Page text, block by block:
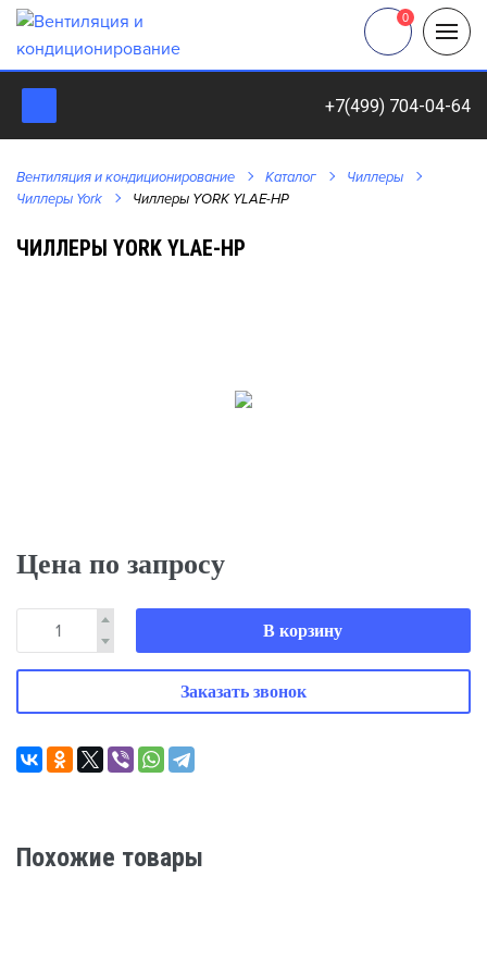
+7(499) 704-04-64
0
Вентиляция и кондиционирование Каталог
Чиллеры
Чиллеры York
Чиллеры YORK YLAE-HP
ЧИЛЛЕРЫ YORK YLAE-HP
Цена по запросу
В корзину
Заказать звонок
Похожие товары